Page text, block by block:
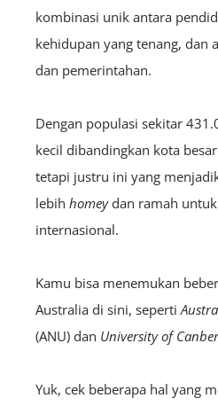
kombinasi unik antara
kehidupan yang tenang, dan
dan pemerintahan.
Dengan populasi sekitar
kecil dibandingkan kota
tetapi justru ini yang
lebih homeydan ramah
internasional.
Kamu bisa menemukan
Australia di sini, seperti
(ANU) dan University of
Yuk, cek beberapa hal yang